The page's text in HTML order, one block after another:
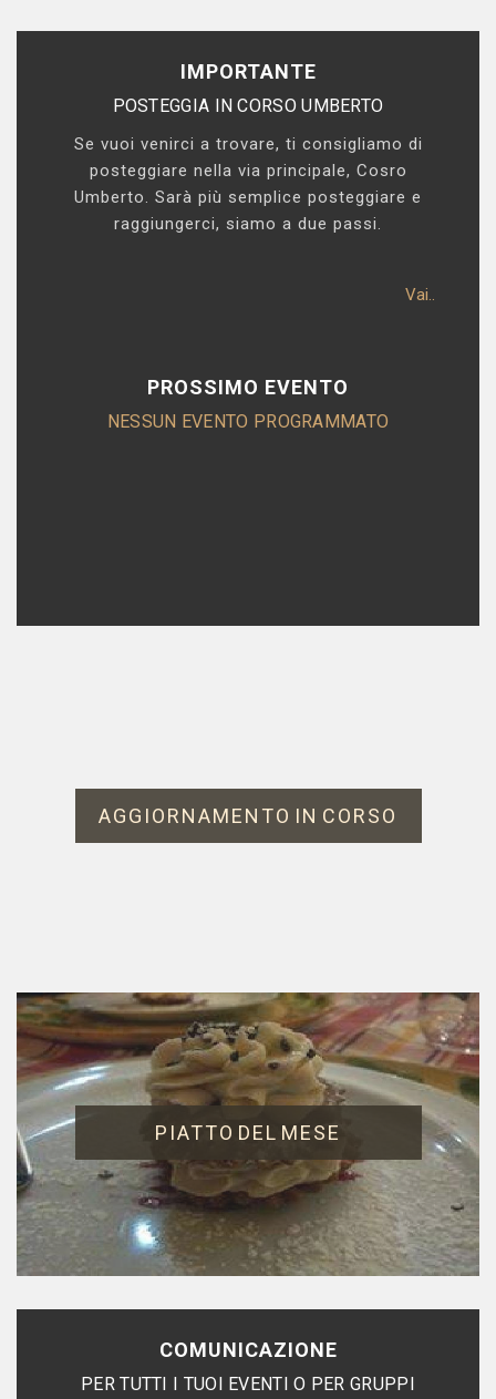
IMPORTANTE
POSTEGGIA IN CORSO UMBERTO
Se vuoi venirci a trovare, ti consigliamo di
posteggiare nella via principale, Cosro
Umberto. Sarà più semplice posteggiare e
raggiungerci, siamo a due passi.
Vai..
PROSSIMO EVENTO
NESSUN EVENTO PROGRAMMATO
AGGIORNAMENTO IN CORSO
PIATTO DEL MESE
COMUNICAZIONE
PER TUTTI I TUOI EVENTI O PER GRUPPI